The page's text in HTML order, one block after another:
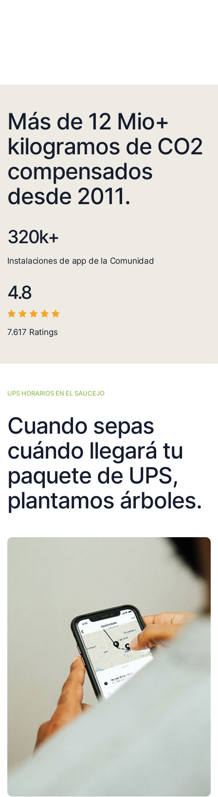
Más de 12 Mio+
kilogramos de CO2
compensados
desde 2011.
320k+
Instalaciones de app de la Comunidad
4.8
7.617 Ratings
UPS HORARIOS EN EL SAUCEJO
Cuando sepas
cuándo llegará tu
paquete de UPS,
plantamos árboles.